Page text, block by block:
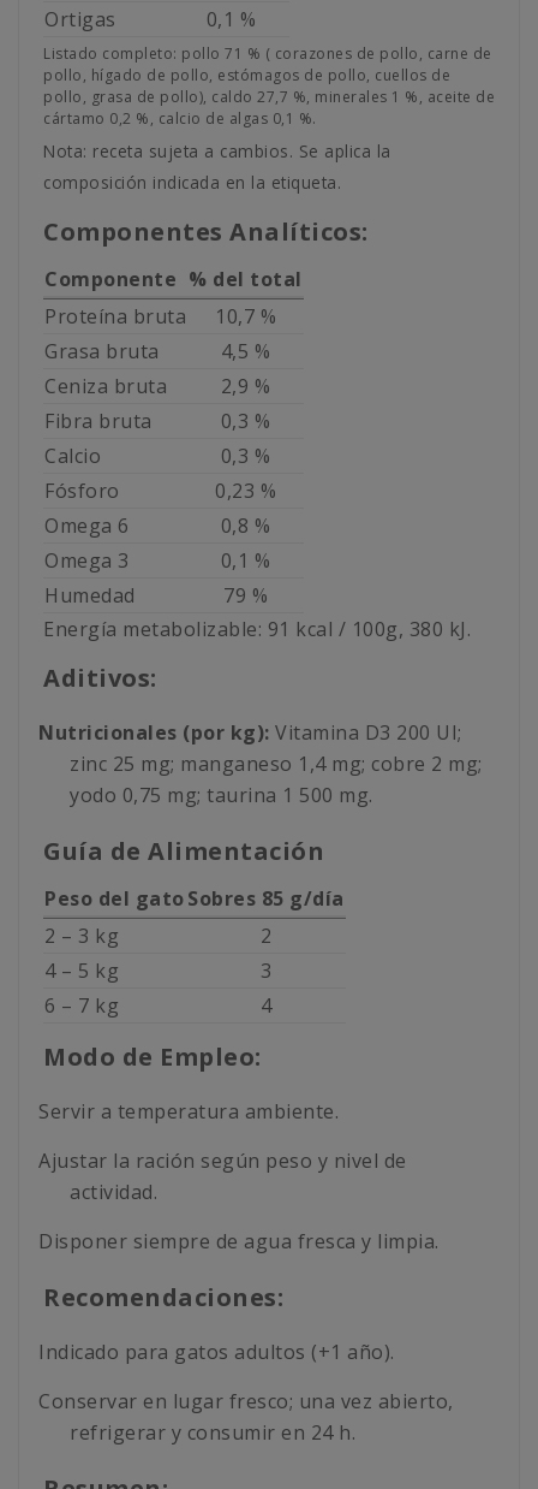
Ortigas
0,1 %
Listado completo: pollo 71 % ( corazones de pollo, carne de
pollo, hígado de pollo, estómagos de pollo, cuellos de
pollo, grasa de pollo), caldo 27,7 %, minerales 1 %, aceite de
cártamo 0,2 %, calcio de algas 0,1 %.
Nota: receta sujeta a cambios. Se aplica la
composición indicada en la etiqueta.
Componentes Analíticos:
Componente % del total
Proteína bruta
10,7 %
Grasa bruta
4,5 %
Ceniza bruta
2,9 %
Fibra bruta
0,3 %
Calcio
0,3 %
Fósforo
0,23 %
Omega 6
0,8 %
Omega 3
0,1 %
Humedad
79 %
Energía metabolizable: 91 kcal / 100g, 380 kJ.
Aditivos:
Nutricionales (por kg): Vitamina D3 200 UI;
zinc 25 mg; manganeso 1,4 mg; cobre 2 mg;
yodo 0,75 mg; taurina 1 500 mg.
Guía de Alimentación
Peso del gatoSobres 85 g/día
2 – 3 kg
2
4 – 5 kg
3
6 – 7 kg
4
Modo de Empleo:
Servir a temperatura ambiente.
Ajustar la ración según peso y nivel de
actividad.
Disponer siempre de agua fresca y limpia.
Recomendaciones:
Indicado para gatos adultos (+1 año).
Conservar en lugar fresco; una vez abierto,
refrigerar y consumir en 24 h.